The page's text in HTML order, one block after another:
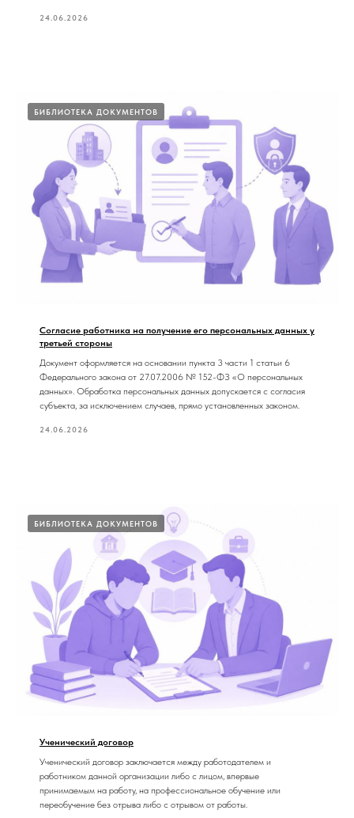
24.06.2026
БИБЛИОТЕКА ДОКУМЕНТОВ
Согласие работника на получение его персональных данных у
третьей стороны
Документ оформляется на основании пункта 3 части 1 статьи 6
Федерального закона от 27.07.2006 № 152-ФЗ «О персональных
данных». Обработка персональных данных допускается с согласия
субъекта, за исключением случаев, прямо установленных законом.
24.06.2026
БИБЛИОТЕКА ДОКУМЕНТОВ
Ученический договор
Ученический договор заключается между работодателем и
работником данной организации либо с лицом, впервые
принимаемым на работу, на профессиональное обучение или
переобучение без отрыва либо с отрывом от работы.